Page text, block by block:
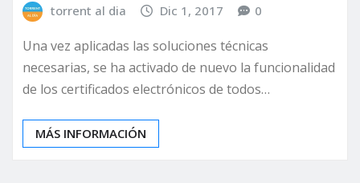
torrent al dia Dic 1, 2017 0
Una vez aplicadas las soluciones técnicas
necesarias, se ha activado de nuevo la funcionalidad
de los certificados electrónicos de todos…
MÁS INFORMACIÓN